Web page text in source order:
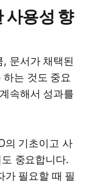
사용성 향
문서가 채택된
는 것도 중요
속해서 성과를
의 기초이고 사
중요합니다.
가 필요할 때 필